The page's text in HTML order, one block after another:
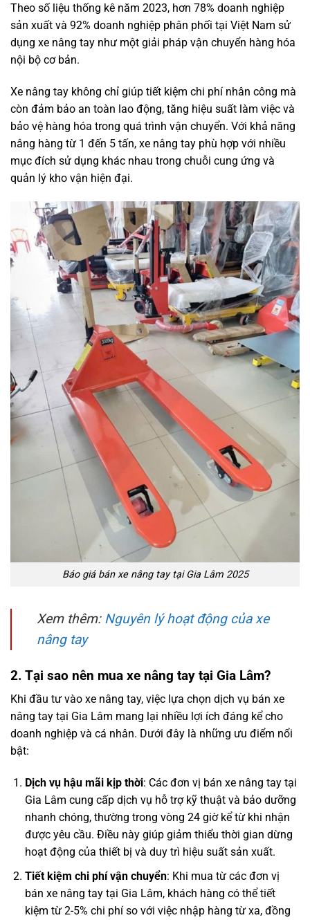
Theo số liệu thống kê năm 2023, hơn 78% doanh nghiệp
sản xuất và 92% doanh nghiệp phân phối tại Việt Nam sử
dụng xe nâng tay như một giải pháp vận chuyển hàng hóa
nội bộ cơ bản.
Xe nâng tay không chỉ giúp tiết kiệm chi phí nhân công mà
còn đảm bảo an toàn lao động, tăng hiệu suất làm việc và
bảo vệ hàng hóa trong quá trình vận chuyển. Với khả năng
nâng hàng từ 1 đến 5 tấn, xe nâng tay phù hợp với nhiều
mục đích sử dụng khác nhau trong chuỗi cung ứng và
quản lý kho vận hiện đại.
Báo giá bán xe nâng tay tại Gia Lâm 2025
Xem thêm: Nguyên lý hoạt động của xe
nâng tay
2. Tại sao nên mua xe nâng tay tại Gia Lâm?
Khi đầu tư vào xe nâng tay, việc lựa chọn dịch vụ bán xe
nâng tay tại Gia Lâm mang lại nhiều lợi ích đáng kể cho
doanh nghiệp và cá nhân. Dưới đây là những ưu điểm nổi
bật:
Dịch vụ hậu mãi kịp thời: Các đơn vị bán xe nâng tay tại
Gia Lâm cung cấp dịch vụ hỗ trợ kỹ thuật và bảo dưỡng
nhanh chóng, thường trong vòng 24 giờ kể từ khi nhận
được yêu cầu. Điều này giúp giảm thiểu thời gian dừng
hoạt động của thiết bị và duy trì hiệu suất sản xuất.
Tiết kiệm chi phí vận chuyển: Khi mua từ các đơn vị
bán xe nâng tay tại Gia Lâm, khách hàng có thể tiết
kiệm từ 2-5% chi phí so với việc nhập hàng từ xa, đồng